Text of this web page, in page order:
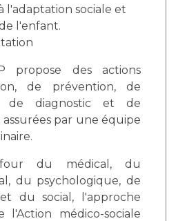
l'enfant.
propose des actions
de prévention, de
de diagnostic et de
par une équipe
du médical, du
du psychologique, de
du social, l'approche
l'Action médico-sociale